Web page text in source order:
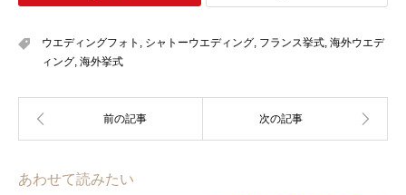
お申込み旅行内容（ホテル、航空座席、列車、レ
手配回答書を送付いたします。
＜旅行お申し込み金＞
ウエディングフォト , シャトーウエディング, フランス挙式, 海外ウエデ
ィング, 海外挙式
あわせて読みたい